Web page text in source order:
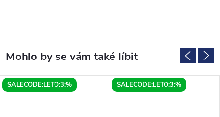
SALECODE:LETO:3:% SALECODE:LETO:3:%